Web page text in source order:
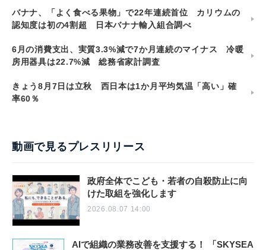
バナナ、「よく食べる果物」で22年連続首位 カリウムの
認知度は初の4割超 日本バナナ輸入組合調べ
6月の消費支出、実質3.3%減で7か月連続のマイナス 冷暖
房用器具は22.7%減 総務省家計調査
きょう8月7日は立秋 西日本は1か月平均気温「高い」確
率60％
動画で見るプレスリリース
政府全体でこども・若者の自殺防止に向
けた取組を強化します
2026.08.07 14:00
AIで組織の業務改善を支援する！ 「SKYSEA